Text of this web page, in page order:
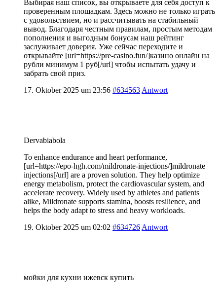
Выбирая наш список, вы открываете для себя доступ к
проверенным площадкам. Здесь можно не только играть
с удовольствием, но и рассчитывать на стабильный
вывод. Благодаря честным правилам, простым методам
пополнения и выгодным бонусам наш рейтинг
заслуживает доверия. Уже сейчас переходите и
открывайте [url=https://pre-casino.fun/]казино онлайн на
рубли минимум 1 руб[/url] чтобы испытать удачу и
забрать свой приз.
17. Oktober 2025 um 23:56 #634563 Antwort
Dervabiabola
To enhance endurance and heart performance,
[url=https://epo-hgh.com/mildronate-injections/]mildronate
injections[/url] are a proven solution. They help optimize
energy metabolism, protect the cardiovascular system, and
accelerate recovery. Widely used by athletes and patients
alike, Mildronate supports stamina, boosts resilience, and
helps the body adapt to stress and heavy workloads.
19. Oktober 2025 um 02:02 #634726 Antwort
мойки для кухни ижевск купить